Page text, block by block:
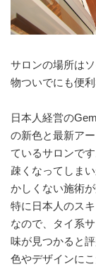
サロンの場所は
物ついでにも便
日本人経営の
の新色と最新ア
ているサロンで
疎くなってしま
かしくない施術
特に日本人のス
なので、タイ系
味が見つかると
色やデザインに